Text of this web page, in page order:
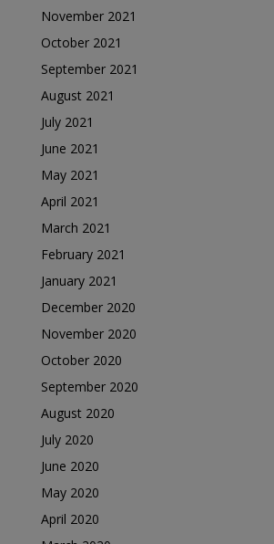
November 2021
October 2021
September 2021
August 2021
July 2021
June 2021
May 2021
April 2021
March 2021
February 2021
January 2021
December 2020
November 2020
October 2020
September 2020
August 2020
July 2020
June 2020
May 2020
April 2020